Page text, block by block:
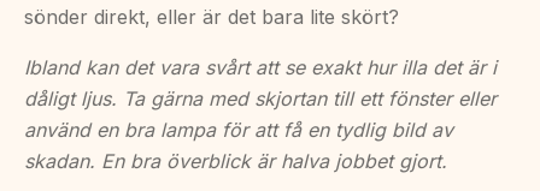
sönder direkt, eller är det bara lite skört?
Ibland kan det vara svårt att se exakt hur illa det är i
dåligt ljus. Ta gärna med skjortan till ett fönster eller
använd en bra lampa för att få en tydlig bild av
skadan. En bra överblick är halva jobbet gjort.